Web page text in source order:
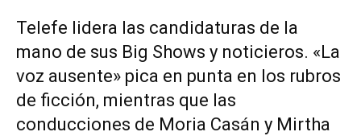
Telefe lidera las candidaturas de la
mano de sus Big Shows y noticieros. «La
voz ausente» pica en punta en los rubros
de ficción, mientras que las
conducciones de Moria Casán y Mirtha